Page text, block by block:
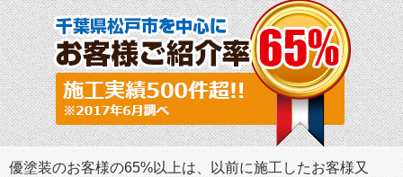
優塗装のお客様の65%以上は、以前に施工したお客様又